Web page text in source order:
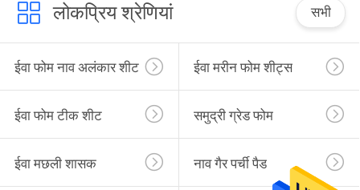
लोकप्रिय श्रेणियां सभी
ईवा फोम नाव अलंकार शीट ईवा मरीन फोम शीट्स
ईवा फोम टीक शीट समुद्री ग्रेड फोम
ईवा मछली शासक नाव गैर पर्ची पैड